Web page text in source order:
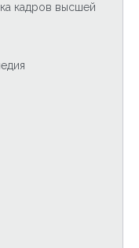
кадров высшей